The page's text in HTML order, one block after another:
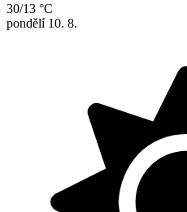
30/13 °C
pondělí 10. 8.